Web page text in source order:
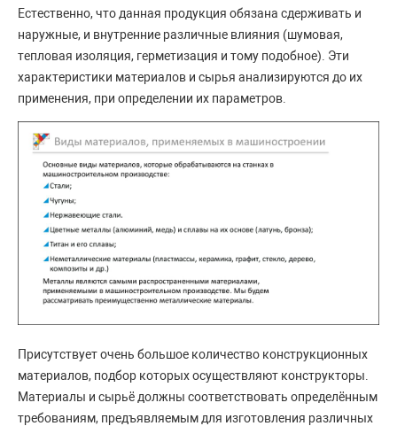
Естественно, что данная продукция обязана сдерживать и
наружные, и внутренние различные влияния (шумовая,
тепловая изоляция, герметизация и тому подобное). Эти
характеристики материалов и сырья анализируются до их
применения, при определении их параметров.
Присутствует очень большое количество конструкционных
материалов, подбор которых осуществляют конструкторы.
Материалы и сырьё должны соответствовать определённым
требованиям, предъявляемым для изготовления различных